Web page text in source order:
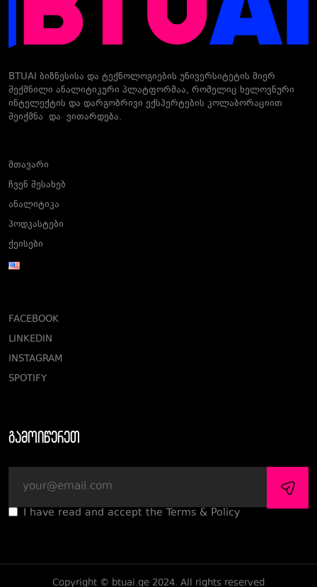
BTUAI ბიზნესისა და ტექნოლოგიების უნივერსიტეტის მიერ
შექმნილი ანალიტიკური პლატფორმაა, რომელიც ხელოვნური
ინტელექტის და დარგობრივი ექსპერტების კოლაბორაციით
შეიქმნა და ვითარდება.
მთავარი
ჩვენ შესახებ
ანალიტიკა
პოდკასტები
ქეისები
FACEBOOK
LINKEDIN
INSTAGRAM
SPOTIFY
გამოიწერეთ
I have read and accept the Terms & Policy
Copyright © btuai.ge 2024. All rights reserved